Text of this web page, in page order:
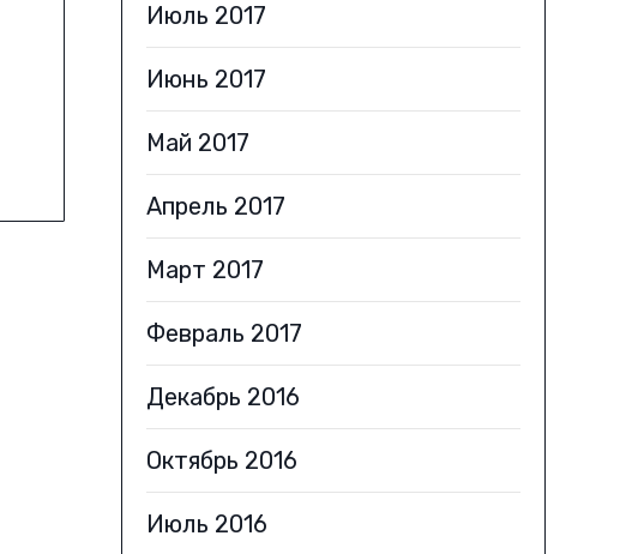
Июль 2017
Июнь 2017
Май 2017
Апрель 2017
Март 2017
Февраль 2017
Декабрь 2016
Октябрь 2016
Июль 2016